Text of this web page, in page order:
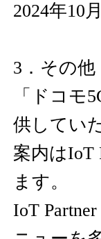
2024年10
3．その他
「ドコモ
供してい
案内はIoT
ます。
IoT